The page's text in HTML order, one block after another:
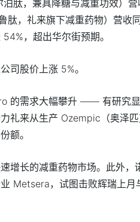
肽，兼具降糖与减重功效）
肽，礼来旗下减重药物）营收
，超出华尔街预期。
司股价上涨 5%。
的需求大幅攀升 —— 有研究
礼来从生产 Ozempic（奥泽
额。
增长的减重药物市场。此外
Metsera，试图击败辉瑞上月